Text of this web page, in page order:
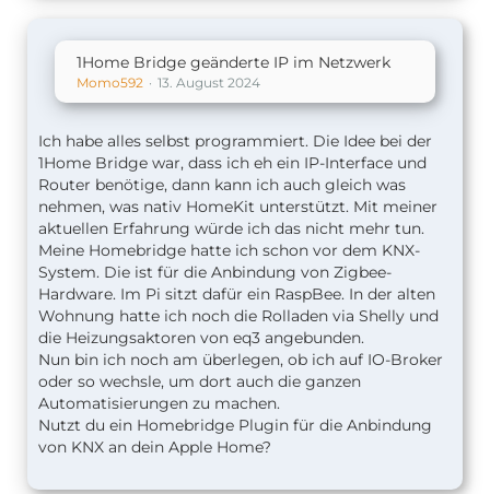
1Home Bridge geänderte IP im Netzwerk
Momo592 13. August 2024
Ich habe alles selbst programmiert. Die Idee bei der
1Home Bridge war, dass ich eh ein IP-Interface und
Router benötige, dann kann ich auch gleich was
nehmen, was nativ HomeKit unterstützt. Mit meiner
aktuellen Erfahrung würde ich das nicht mehr tun.
Meine Homebridge hatte ich schon vor dem KNX-
System. Die ist für die Anbindung von Zigbee-
Hardware. Im Pi sitzt dafür ein RaspBee. In der alten
Wohnung hatte ich noch die Rolladen via Shelly und
die Heizungsaktoren von eq3 angebunden.
Nun bin ich noch am überlegen, ob ich auf IO-Broker
oder so wechsle, um dort auch die ganzen
Automatisierungen zu machen.
Nutzt du ein Homebridge Plugin für die Anbindung
von KNX an dein Apple Home?